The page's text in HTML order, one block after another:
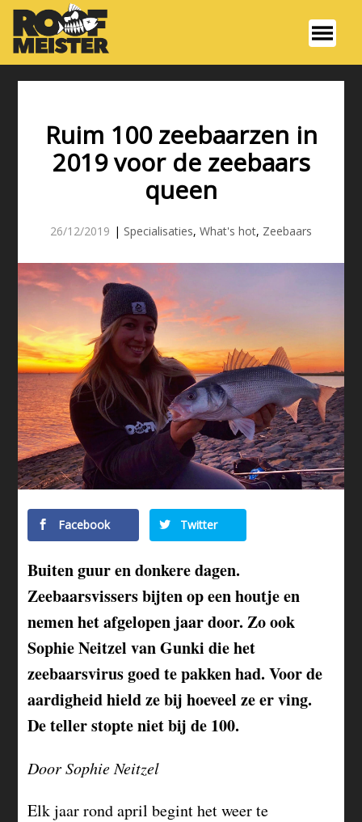
Ruim 100 zeebaarzen in
2019 voor de zeebaars
queen
26/12/2019 | Specialisaties, What's hot, Zeebaars
Facebook Twitter
Buiten guur en donkere dagen.
Zeebaarsvissers bijten op een houtje en
nemen het afgelopen jaar door. Zo ook
Sophie Neitzel van Gunki die het
zeebaarsvirus goed te pakken had. Voor de
aardigheid hield ze bij hoeveel ze er ving.
De teller stopte niet bij de 100.
Door Sophie Neitzel
Elk jaar rond april begint het weer te